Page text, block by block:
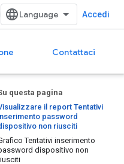
Accedi
Contattaci
questa pagina
il report Tentativi
password
non riusciti
Tentativi inserimento
dispositivo non